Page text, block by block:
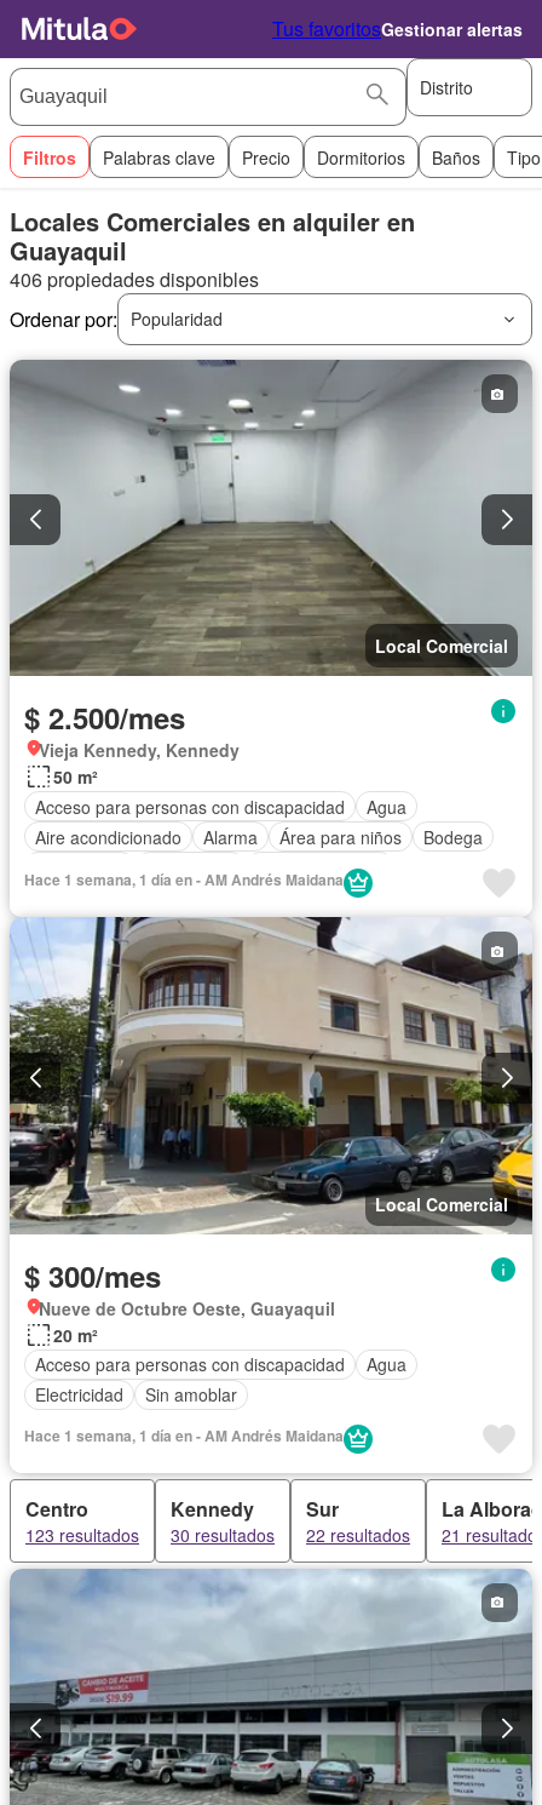
Tus favoritosGestionar alertas
Distrito
Filtros Palabras clave Precio Dormitorios Baños
Locales Comerciales en alquiler en
Guayaquil
406 propiedades disponibles
Ordenar por:
Popularidad
Local Comercial
$ 2.500/mes
Vieja Kennedy, Kennedy
50 m²
Acceso para personas con discapacidad
Agua
Aire acondicionado
Alarma Área para niños
Bodega
Estacionamiento
Seguridad
Sin amoblar
Hace 1 semana, 1 día en - AM Andrés Maidana
Local Comercial
$ 300/mes
Nueve de Octubre Oeste, Guayaquil
20 m²
Acceso para personas con discapacidad
Agua
Electricidad
Sin amoblar
Hace 1 semana, 1 día en - AM Andrés Maidana
Centro
123 resultados
Kennedy
30 resultados
Sur
22 resultados
La
21